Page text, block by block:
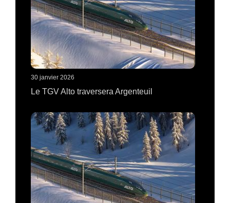
30 janvier 2026
Le TGV Alto traversera Argenteuil